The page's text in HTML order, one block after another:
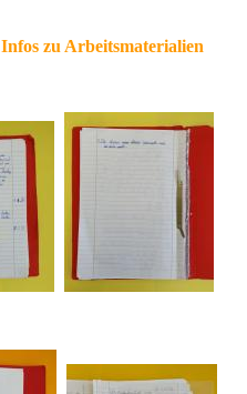
Infos zu Arbeitsmaterialien